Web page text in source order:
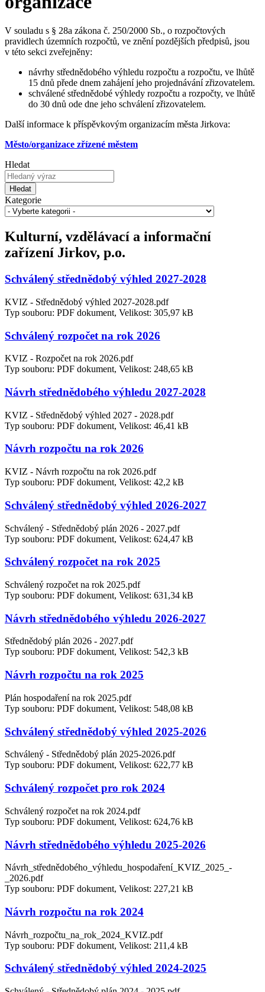
V souladu s § 28a zákona č. 250/2000 Sb., o rozpočtových
pravidlech územních rozpočtů, ve znění pozdějších předpisů, jsou
v této sekci zveřejněny:
návrhy střednědobého výhledu rozpočtu a rozpočtu, ve lhůtě
15 dnů přede dnem zahájení jeho projednávání zřizovatelem.
schválené střednědobé výhledy rozpočtu a rozpočty, ve lhůtě
do 30 dnů ode dne jeho schválení zřizovatelem.
Další informace k příspěvkovým organizacím města Jirkova:
Město/organizace zřízené městem
Hledat
Hledat
Kategorie
Kulturní, vzdělávací a informační
zařízení Jirkov, p.o.
Schválený střednědobý výhled 2027-2028
KVIZ - Střednědobý výhled 2027-2028.pdf
Typ souboru: PDF dokument, Velikost: 305,97 kB
Schválený rozpočet na rok 2026
KVIZ - Rozpočet na rok 2026.pdf
Typ souboru: PDF dokument, Velikost: 248,65 kB
Návrh střednědobého výhledu 2027-2028
KVIZ - Střednědobý výhled 2027 - 2028.pdf
Typ souboru: PDF dokument, Velikost: 46,41 kB
Návrh rozpočtu na rok 2026
KVIZ - Návrh rozpočtu na rok 2026.pdf
Typ souboru: PDF dokument, Velikost: 42,2 kB
Schválený střednědobý výhled 2026-2027
Schválený - Střednědobý plán 2026 - 2027.pdf
Typ souboru: PDF dokument, Velikost: 624,47 kB
Schválený rozpočet na rok 2025
Schválený rozpočet na rok 2025.pdf
Typ souboru: PDF dokument, Velikost: 631,34 kB
Návrh střednědobého výhledu 2026-2027
Střednědobý plán 2026 - 2027.pdf
Typ souboru: PDF dokument, Velikost: 542,3 kB
Návrh rozpočtu na rok 2025
Plán hospodaření na rok 2025.pdf
Typ souboru: PDF dokument, Velikost: 548,08 kB
Schválený střednědobý výhled 2025-2026
Schválený - Střednědobý plán 2025-2026.pdf
Typ souboru: PDF dokument, Velikost: 622,77 kB
Schválený rozpočet pro rok 2024
Schválený rozpočet na rok 2024.pdf
Typ souboru: PDF dokument, Velikost: 624,76 kB
Návrh střednědobého výhledu 2025-2026
Návrh_střednědobého_výhledu_hospodaření_KVIZ_2025_-
_2026.pdf
Typ souboru: PDF dokument, Velikost: 227,21 kB
Návrh rozpočtu na rok 2024
Návrh_rozpočtu_na_rok_2024_KVIZ.pdf
Typ souboru: PDF dokument, Velikost: 211,4 kB
Schválený střednědobý výhled 2024-2025